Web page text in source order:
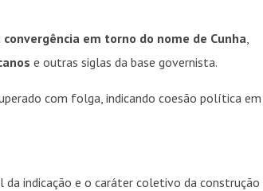
em torno do nome de Cunha
e outras siglas da base governista.
com folga, indicando coesão política em
indicação e o caráter coletivo da construção